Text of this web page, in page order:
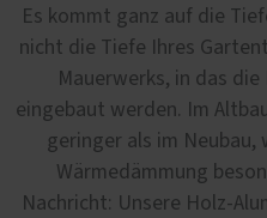
Es kommt ganz auf die
nicht die Tiefe Ihres
Mauerwerks, in das
eingebaut werden. Im
geringer als im Neubau,
Wärmedämmung
Nachricht: Unsere Holz-